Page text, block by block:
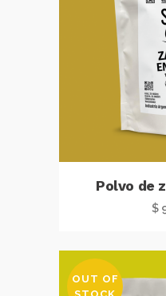
Polvo de
$
OUT OF